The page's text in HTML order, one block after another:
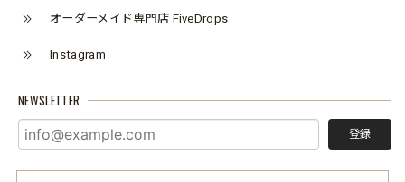
オーダーメイド専門店 FiveDrops
Instagram
NEWSLETTER
登録